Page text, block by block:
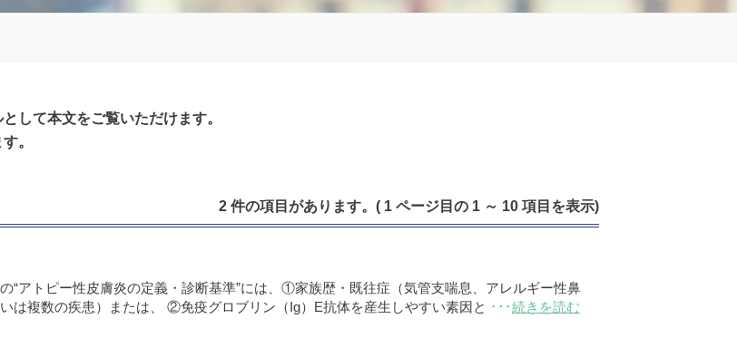
して本文をご覧いただけます。
。
2 件の項目があります。( 1 ページ目の 1 ～ 10 項目を表示)
“アトピー性皮膚炎の定義・診断基準”には、①家族歴・既往症（気管支喘息、アレルギー性鼻
は複数の疾患）または、 ②免疫グロブリン（Ig）E抗体を産生しやすい素因と ･･･続きを読む